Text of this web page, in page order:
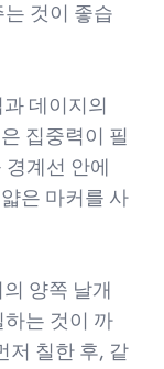
것이 좋습
데이지의
집중력이 필
계선 안에
은 마커를 사
양쪽 날개
는 것이 까
저 칠한 후, 같